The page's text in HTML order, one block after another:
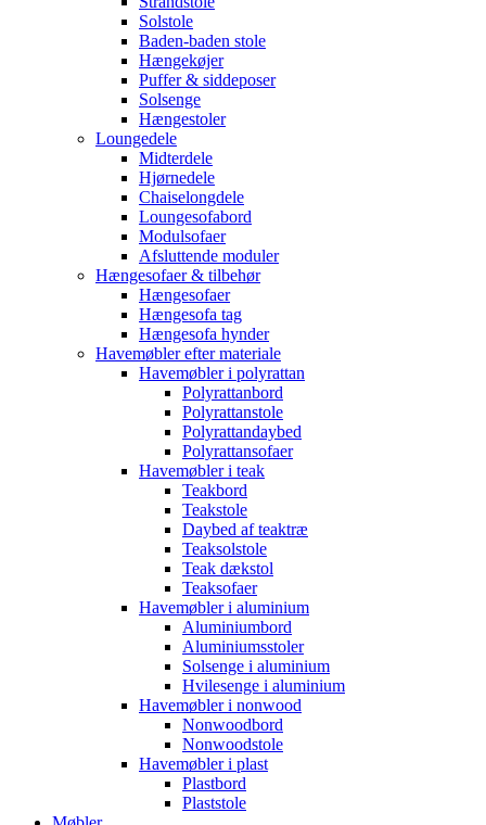
Solstole
Baden-baden stole
Hængekøjer
Puffer & siddeposer
Solsenge
Hængestoler
Loungedele
Midterdele
Hjørnedele
Chaiselongdele
Loungesofabord
Modulsofaer
Afsluttende moduler
Hængesofaer & tilbehør
Hængesofaer
Hængesofa tag
Hængesofa hynder
Havemøbler efter materiale
Havemøbler i polyrattan
Polyrattanbord
Polyrattanstole
Polyrattandaybed
Polyrattansofaer
Havemøbler i teak
Teakbord
Teakstole
Daybed af teaktræ
Teaksolstole
Teak dækstol
Teaksofaer
Havemøbler i aluminium
Aluminiumbord
Aluminiumsstoler
Solsenge i aluminium
Hvilesenge i aluminium
Havemøbler i nonwood
Nonwoodbord
Nonwoodstole
Havemøbler i plast
Plastbord
Plaststole